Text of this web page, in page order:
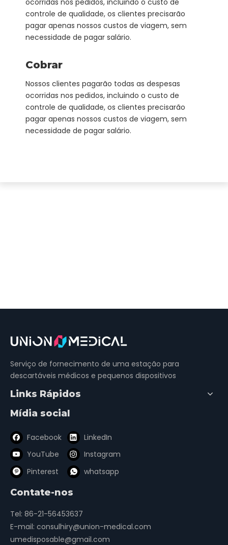
ocorridas nos pedidos, incluindo o custo de
controle de qualidade, os clientes precisarão
pagar apenas nossos custos de viagem, sem
necessidade de pagar salário.
Cobrar
Nossos clientes pagarão todas as despesas
ocorridas nos pedidos, incluindo o custo de
controle de qualidade, os clientes precisarão
pagar apenas nossos custos de viagem, sem
necessidade de pagar salário.
Serviço de fornecimento de uma estação para
descartáveis ​​médicos e pequenos dispositivos
Links Rápidos
Mídia social
Facebook
LinkedIn
YouTube
Instagram
Pinterest
whatsapp
Contate-nos
Tel: 86-21-56453637
E-mail: consulhiry@union-medical.com
umedisposable@gmail.com